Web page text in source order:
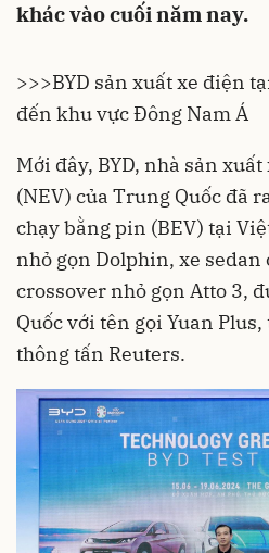
khác vào cuối năm nay.
>>>BYD sản xuất xe điện
đến khu vực Đông Nam Á
Mới đây, BYD, nhà sản
(NEV) của Trung Quốc đã
chạy bằng pin (BEV) tại
nhỏ gọn Dolphin, xe sedan
crossover nhỏ gọn Atto 3,
Quốc với tên gọi Yuan
thông tấn Reuters.